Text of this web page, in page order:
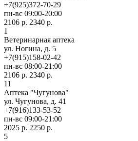
+7(925)372-70-29
пн-вс 09:00-20:00
2106 р. 2340 р.
1
Ветеринарная аптека
ул. Ногина, д. 5
+7(915)158-02-42
пн-вс 08:00-21:00
2106 р. 2340 р.
11
Аптека "Чугунова"
ул. Чугунова, д. 41
+7(916)133-53-52
пн-вс 09:00-21:00
2025 р. 2250 р.
5